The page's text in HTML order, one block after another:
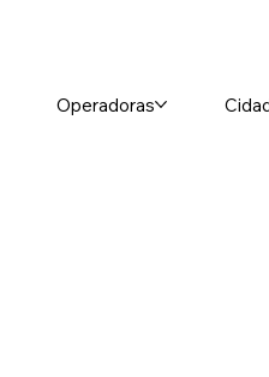
Operadoras